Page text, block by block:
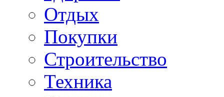
Отдых
Покупки
Строительство
Техника